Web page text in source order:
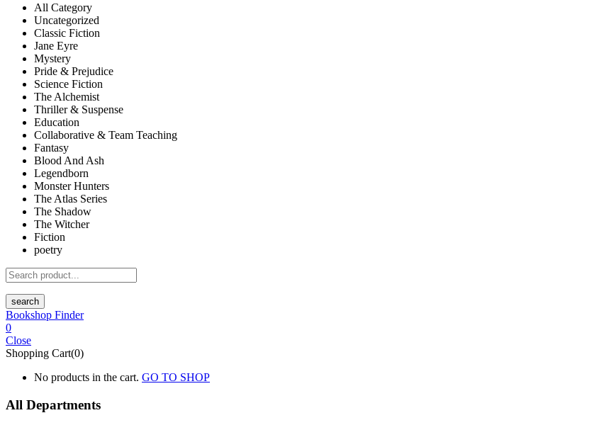
All Category
Uncategorized
Classic Fiction
Jane Eyre
Mystery
Pride & Prejudice
Science Fiction
The Alchemist
Thriller & Suspense
Education
Collaborative & Team Teaching
Fantasy
Blood And Ash
Legendborn
Monster Hunters
The Atlas Series
The Shadow
The Witcher
Fiction
poetry
search
Bookshop Finder
0
Close
Shopping Cart(0)
No products in the cart. GO TO SHOP
All Departments